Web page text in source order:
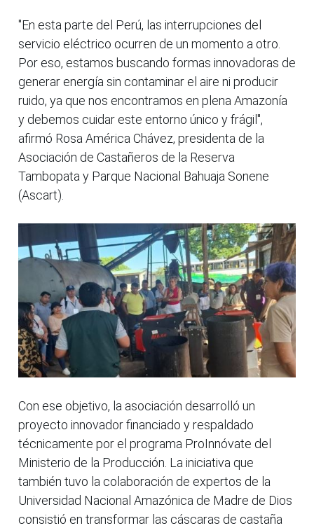
"En esta parte del Perú, las interrupciones del
servicio eléctrico ocurren de un momento a otro.
Por eso, estamos buscando formas innovadoras de
generar energía sin contaminar el aire ni producir
ruido, ya que nos encontramos en plena Amazonía
y debemos cuidar este entorno único y frágil",
afirmó Rosa América Chávez, presidenta de la
Asociación de Castañeros de la Reserva
Tambopata y Parque Nacional Bahuaja Sonene
(Ascart).
Con ese objetivo, la asociación desarrolló un
proyecto innovador financiado y respaldado
técnicamente por el programa ProInnóvate del
Ministerio de la Producción. La iniciativa que
también tuvo la colaboración de expertos de la
Universidad Nacional Amazónica de Madre de Dios
consistió en transformar las cáscaras de castaña